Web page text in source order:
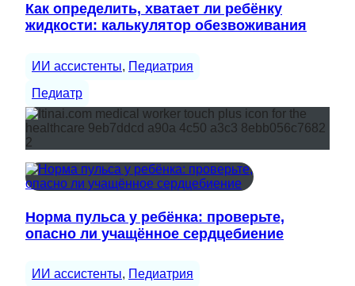
Как определить, хватает ли ребёнку
жидкости: калькулятор обезвоживания
ИИ ассистенты, Педиатрия
Педиатр
Норма пульса у ребёнка: проверьте,
опасно ли учащённое сердцебиение
ИИ ассистенты, Педиатрия